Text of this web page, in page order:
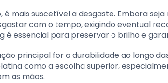
é mais suscetível a desgaste. Embora
com o tempo, exigindo eventual
é essencial para preservar o brilho e
principal for a durabilidade ao longo
como a escolha superior,
as mãos.